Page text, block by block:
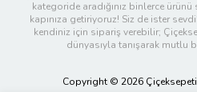
kategoride aradığınız binlerce
kapınıza getiriyoruz! Siz de ister
kendiniz için sipariş verebilir;
dünyasıyla tanışarak mutlu
Copyright © 2026